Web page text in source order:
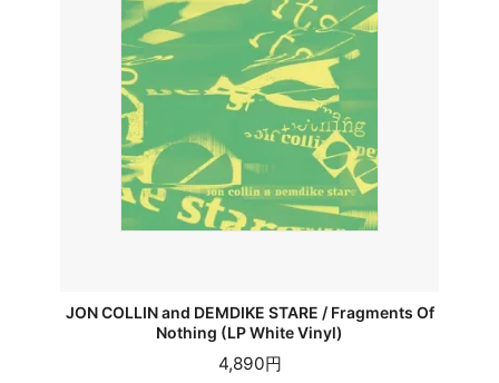
JON COLLIN and DEMDIKE STARE / Fragments Of
Nothing (LP White Vinyl)
4,890円